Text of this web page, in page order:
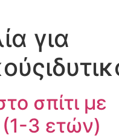
για
σπίτι με
(1-3 ετών)